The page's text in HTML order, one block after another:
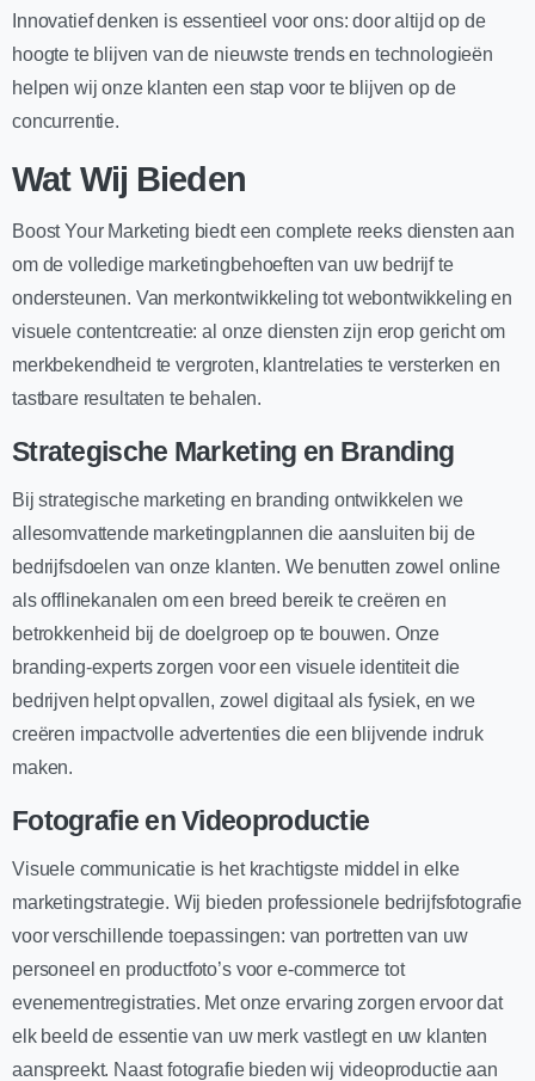
Innovatief denken is essentieel voor ons: door altijd op de
hoogte te blijven van de nieuwste trends en technologieën
helpen wij onze klanten een stap voor te blijven op de
concurrentie.
Wat Wij Bieden
Boost Your Marketing biedt een complete reeks diensten aan
om de volledige marketingbehoeften van uw bedrijf te
ondersteunen. Van merkontwikkeling tot webontwikkeling en
visuele contentcreatie: al onze diensten zijn erop gericht om
merkbekendheid te vergroten, klantrelaties te versterken en
tastbare resultaten te behalen.
Strategische Marketing en Branding
Bij strategische marketing en branding ontwikkelen we
allesomvattende marketingplannen die aansluiten bij de
bedrijfsdoelen van onze klanten. We benutten zowel online
als offlinekanalen om een breed bereik te creëren en
betrokkenheid bij de doelgroep op te bouwen. Onze
branding-experts zorgen voor een visuele identiteit die
bedrijven helpt opvallen, zowel digitaal als fysiek, en we
creëren impactvolle advertenties die een blijvende indruk
maken.
Fotografie en Videoproductie
Visuele communicatie is het krachtigste middel in elke
marketingstrategie. Wij bieden professionele bedrijfsfotografie
voor verschillende toepassingen: van portretten van uw
personeel en productfoto’s voor e-commerce tot
evenementregistraties. Met onze ervaring zorgen ervoor dat
elk beeld de essentie van uw merk vastlegt en uw klanten
aanspreekt. Naast fotografie bieden wij videoproductie aan